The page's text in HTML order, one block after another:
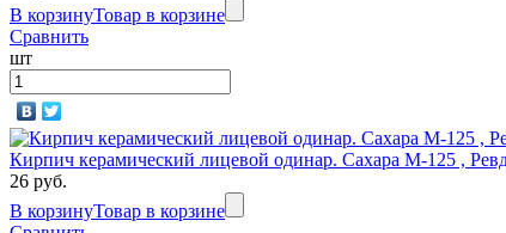
В корзинуТовар в корзине
Сравнить
шт
Кирпич керамический лицевой одинар. Сахара М-125 ,
26 руб.
В корзинуТовар в корзине